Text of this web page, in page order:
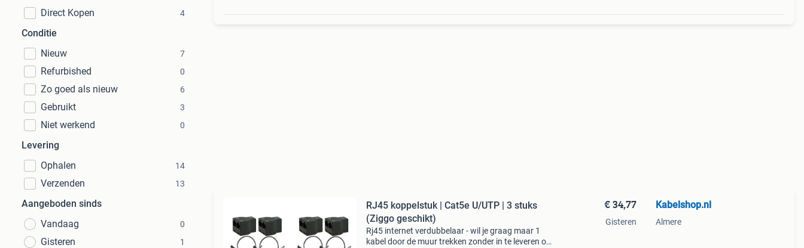
Direct Kopen
4
Conditie
Nieuw
7
Refurbished 0
Zo goed als nieuw 6
Gebruikt 3
Niet werkend 0
Levering
Ophalen
14
Verzenden 13
Aangeboden sinds
Vandaag
0
Gisteren 1
RJ45 koppelstuk | Cat5e U/UTP | 3 stuks
(Ziggo geschikt)
Rj45 internet verdubbelaar - wil je graag maar 1
kabel door de muur trekken zonder in te leveren op
€ 34,77
Gisteren
Kabelshop.nl
Almere